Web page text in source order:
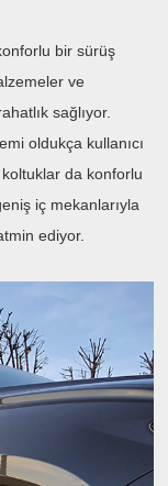
bir sürüş
ve
sağlıyor.
oldukça kullanıcı
da konforlu
iç mekanlarıyla
ediyor.